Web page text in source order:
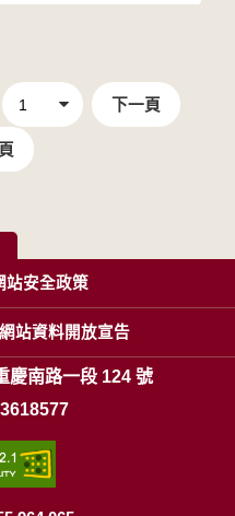
下一頁
站安全政策
站資料開放宣告
慶南路一段 124 號